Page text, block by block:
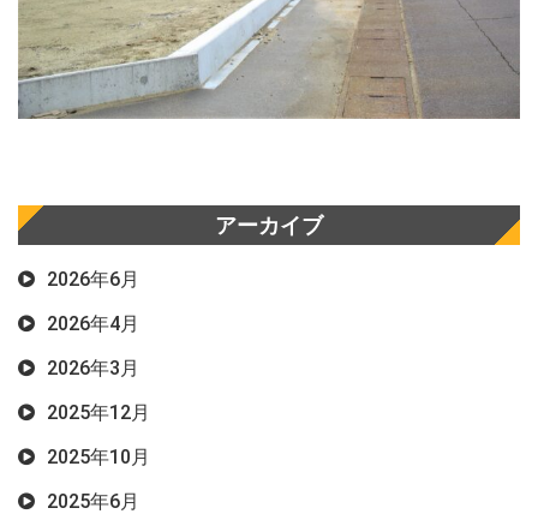
アーカイブ
2026年6月
2026年4月
2026年3月
2025年12月
2025年10月
2025年6月